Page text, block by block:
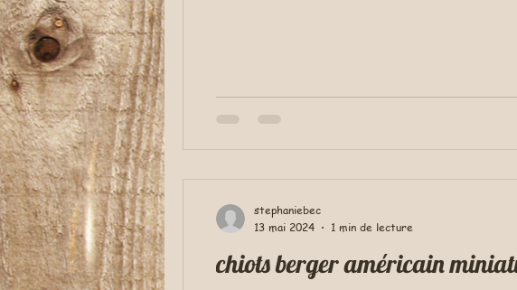
chiots berger américain
stephaniebec
13 mai 2024
1 min de lecture